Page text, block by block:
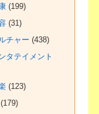
(199)
(31)
チャー (438)
タテイメント
(123)